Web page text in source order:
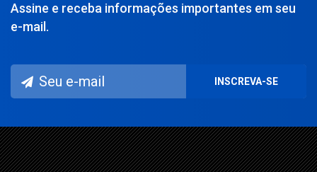
Assine e receba informações importantes em seu
e-mail.